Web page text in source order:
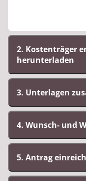
2. Kostenträger
herunterladen
3. Unterlagen
4. Wunsch- und
5. Antrag